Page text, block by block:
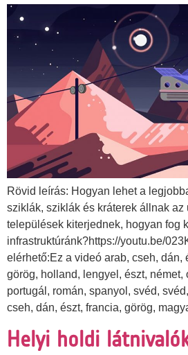
Rövid leírás: Hogyan lehet a
sziklák, sziklák és kráterek állnak az
települések kiterjednek, hogyan fog
infrastruktúránk?https://youtu.be/
elérhető:Ez a videó arab, cseh, dán,
görög, holland, lengyel, észt, német,
portugál, román, spanyol, svéd,
cseh, dán, észt, francia, görög,
Helyi holdi